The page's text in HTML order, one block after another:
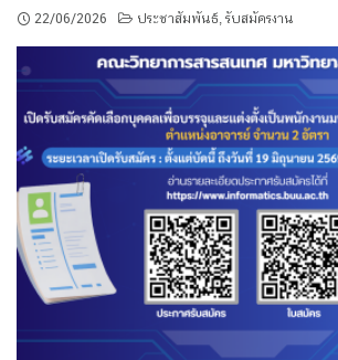
22/06/2026 ประชาสัมพันธ์ รับสมัครงาน